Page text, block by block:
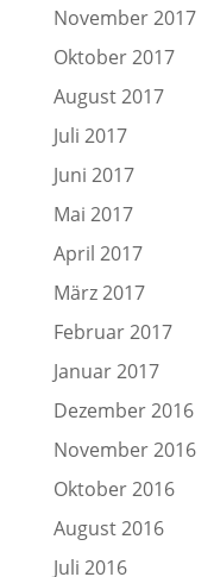
November 2017
Oktober 2017
August 2017
Juli 2017
Juni 2017
Mai 2017
April 2017
März 2017
Februar 2017
Januar 2017
Dezember 2016
November 2016
Oktober 2016
August 2016
Juli 2016